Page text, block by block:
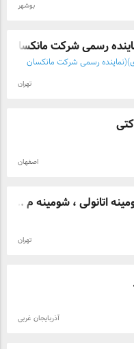
بوشهر
رسمی شرکت مانکسان
گازی)(نماینده رسمی شرکت مانکسان
تهران
اصفهان
اتانولی ، شومینه م ...
تهران
آذربایجان غربی